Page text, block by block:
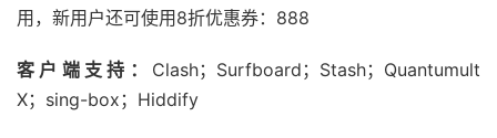
用，新用户还可使用8折优惠券：888
客户端支持： Clash；Surfboard；Stash；Quantumult
X；sing-box；Hiddify